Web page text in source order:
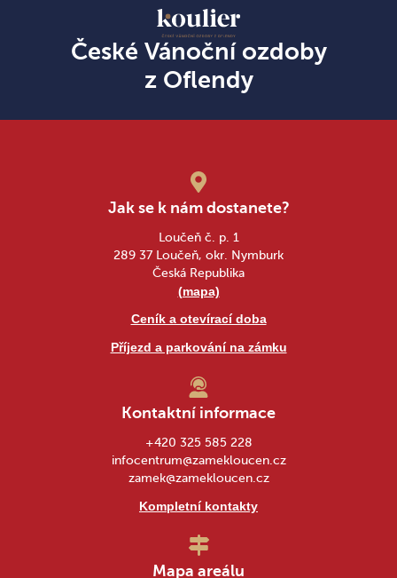
České Vánoční ozdoby
z Oflendy
Jak se k nám dostanete?
Loučeň č. p. 1
289 37 Loučeň, okr. Nymburk
Česká Republika
(mapa)
Ceník a otevírací doba
Příjezd a parkování na zámku
Kontaktní informace
+420 325 585 228
infocentrum@zamekloucen.cz
zamek@zamekloucen.cz
Kompletní kontakty
Mapa areálu